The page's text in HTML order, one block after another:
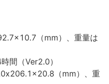
（mm）、重量は
間（Ver2.0）
（mm）、重